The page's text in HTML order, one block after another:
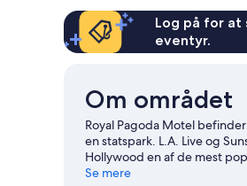
Log på for
eventyr.
Om området
Royal Pagoda Motel
en statspark. L.A. Live og
Hollywood en af de mest
dit ophold? Se, hvad
Se mere